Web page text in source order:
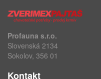
Profauna s.r.o.
Slovenská 2134
Sokolov, 356 01
Kontakt